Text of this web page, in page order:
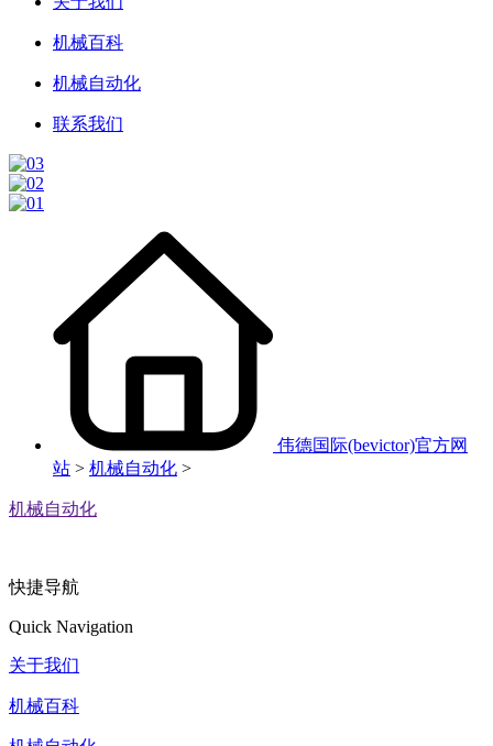
机械百科
机械自动化
联系我们
伟德国际(bevictor)官方网
站 > 机械自动化 >
机械自动化
快捷导航
Quick Navigation
关于我们
机械百科